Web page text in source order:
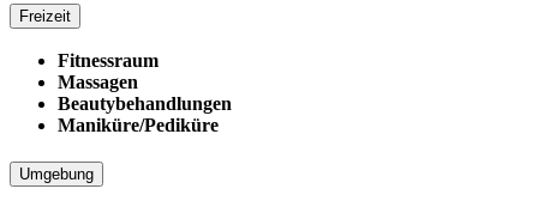
Freizeit
Fitnessraum
Massagen
Beautybehandlungen
Maniküre/Pediküre
Umgebung